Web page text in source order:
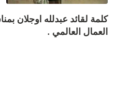
كلمة لقائد عبدلله اوجلان
العمال العالمي .